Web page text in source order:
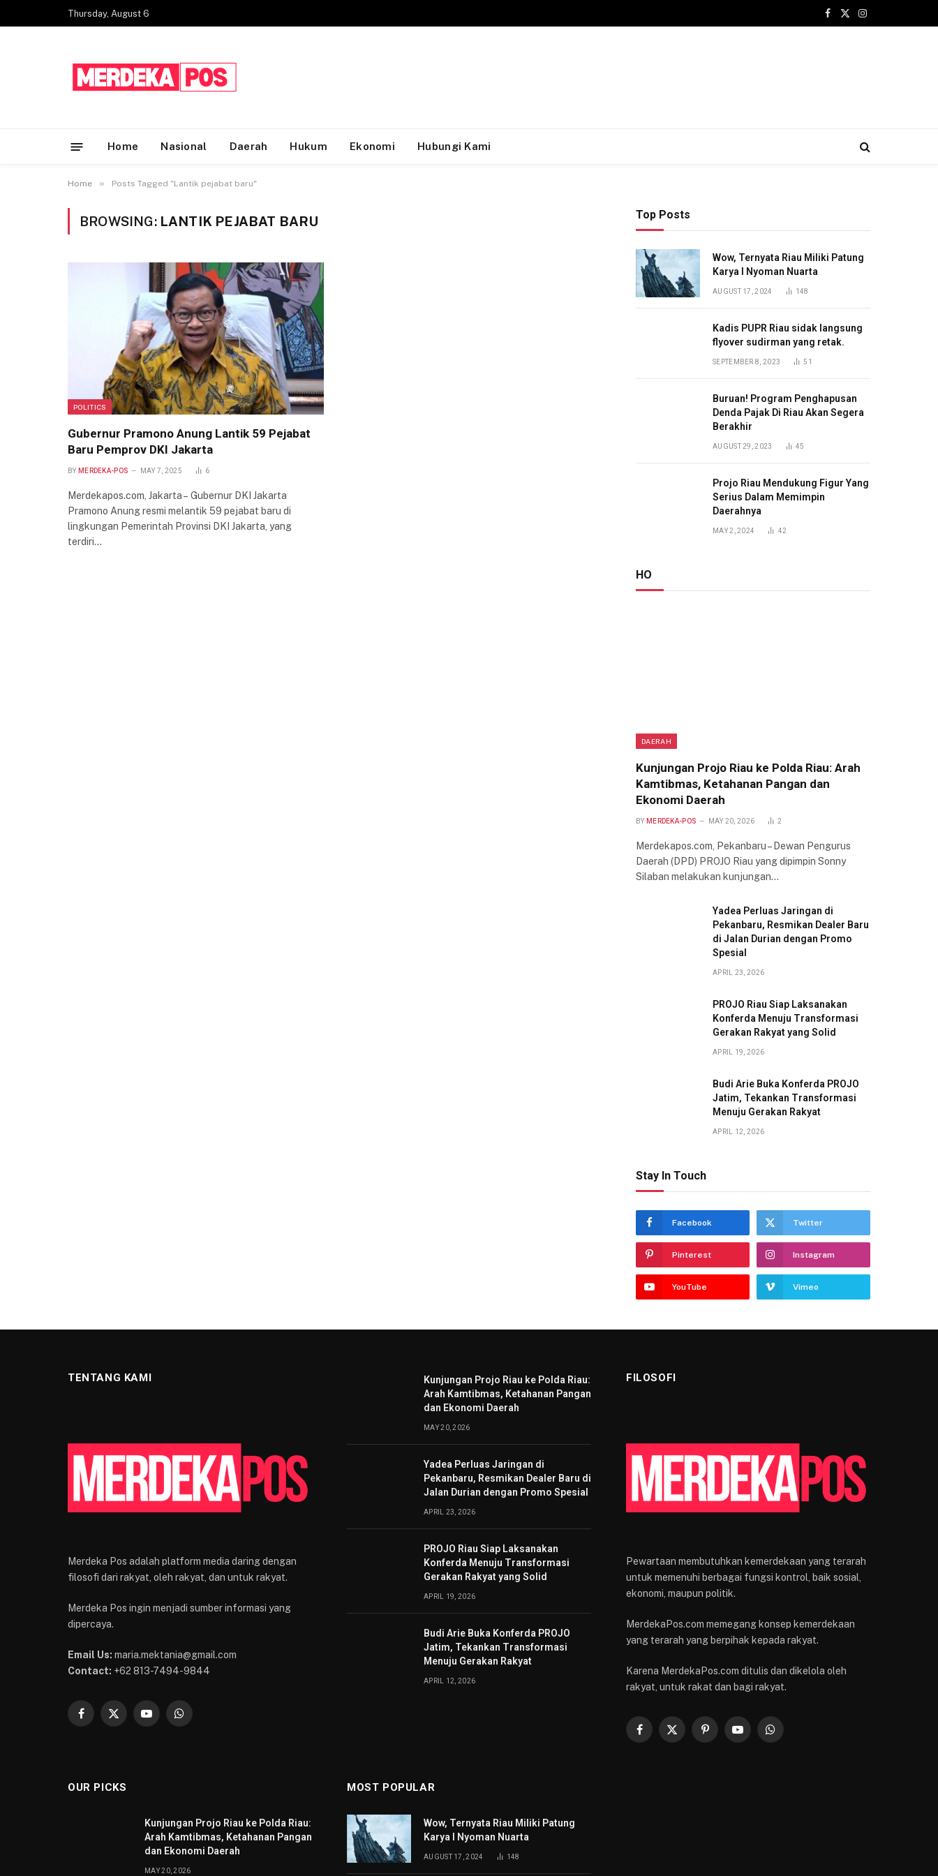
Thursday, August 6
Facebook
X
Instagram
Home Nasional Daerah Hukum Ekonomi Hubungi Kami
Home » Posts Tagged "Lantik pejabat baru"
BROWSING: LANTIK PEJABAT BARU
POLITICS
Gubernur Pramono Anung Lantik 59 Pejabat
Baru Pemprov DKI Jakarta
BY MERDEKA-POS MAY 7, 2025 6
Merdekapos.com, Jakarta – Gubernur DKI Jakarta
Pramono Anung resmi melantik 59 pejabat baru di
lingkungan Pemerintah Provinsi DKI Jakarta, yang
terdiri…
Top Posts
Wow, Ternyata Riau Miliki Patung
Karya I Nyoman Nuarta
AUGUST 17, 2024 148
Kadis PUPR Riau sidak langsung
flyover sudirman yang retak.
SEPTEMBER 8, 2023 51
Buruan! Program Penghapusan
Denda Pajak Di Riau Akan Segera
Berakhir
AUGUST 29, 2023 45
Projo Riau Mendukung Figur Yang
Serius Dalam Memimpin
Daerahnya
MAY 2, 2024 42
HO
DAERAH
Kunjungan Projo Riau ke Polda Riau: Arah
Kamtibmas, Ketahanan Pangan dan
Ekonomi Daerah
BY MERDEKA-POS MAY 20, 2026 2
Merdekapos.com, Pekanbaru – Dewan Pengurus
Daerah (DPD) PROJO Riau yang dipimpin Sonny
Silaban melakukan kunjungan…
Yadea Perluas Jaringan di
Pekanbaru, Resmikan Dealer Baru
di Jalan Durian dengan Promo
Spesial
APRIL 23, 2026
PROJO Riau Siap Laksanakan
Konferda Menuju Transformasi
Gerakan Rakyat yang Solid
APRIL 19, 2026
Budi Arie Buka Konferda PROJO
Jatim, Tekankan Transformasi
Menuju Gerakan Rakyat
APRIL 12, 2026
Stay In Touch
Facebook Twitter
Pinterest Instagram
YouTube Vimeo
TENTANG KAMI
Merdeka Pos adalah platform media daring dengan
filosofi dari rakyat, oleh rakyat, dan untuk rakyat.
Merdeka Pos ingin menjadi sumber informasi yang
dipercaya.
Email Us: maria.mektania@gmail.com
Contact: +62 813-7494-9844
Facebook
X
YouTubeWhatsApp
Kunjungan Projo Riau ke Polda Riau:
Arah Kamtibmas, Ketahanan Pangan
dan Ekonomi Daerah
MAY 20, 2026
Yadea Perluas Jaringan di
Pekanbaru, Resmikan Dealer Baru di
Jalan Durian dengan Promo Spesial
APRIL 23, 2026
PROJO Riau Siap Laksanakan
Konferda Menuju Transformasi
Gerakan Rakyat yang Solid
APRIL 19, 2026
Budi Arie Buka Konferda PROJO
Jatim, Tekankan Transformasi
Menuju Gerakan Rakyat
APRIL 12, 2026
FILOSOFI
Pewartaan membutuhkan kemerdekaan yang terarah
untuk memenuhi berbagai fungsi kontrol, baik sosial,
ekonomi, maupun politik.
MerdekaPos.com memegang konsep kemerdekaan
yang terarah yang berpihak kepada rakyat.
Karena MerdekaPos.com ditulis dan dikelola oleh
rakyat, untuk rakat dan bagi rakyat.
Facebook
X
PinterestYouTubeWhatsApp
OUR PICKS
Kunjungan Projo Riau ke Polda Riau:
Arah Kamtibmas, Ketahanan Pangan
dan Ekonomi Daerah
MAY 20, 2026
MOST POPULAR
Wow, Ternyata Riau Miliki Patung
Karya I Nyoman Nuarta
AUGUST 17, 2024 148